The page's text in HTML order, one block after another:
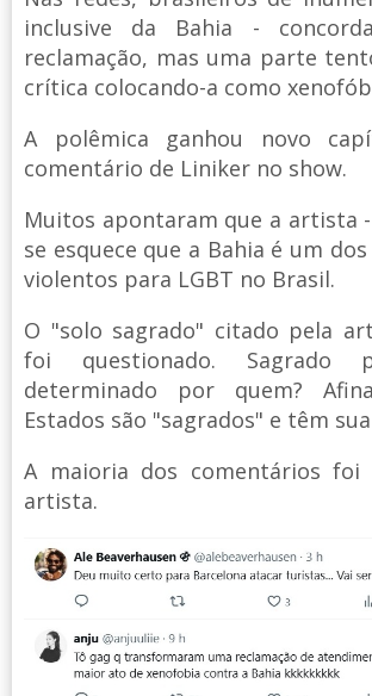
inclusive da Bahia -
reclamação, mas uma parte
crítica colocando-a como
A polêmica ganhou novo
comentário de Liniker no show.
Muitos apontaram que a artista
se esquece que a Bahia é um
violentos para LGBT no Brasil.
O "solo sagrado" citado pela
foi questionado.
determinado por quem?
Estados são "sagrados" e têm
A maioria dos comentários
artista.